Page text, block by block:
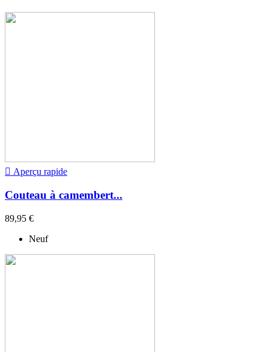
 Aperçu rapide
Couteau à camembert...
89,95 €
Neuf